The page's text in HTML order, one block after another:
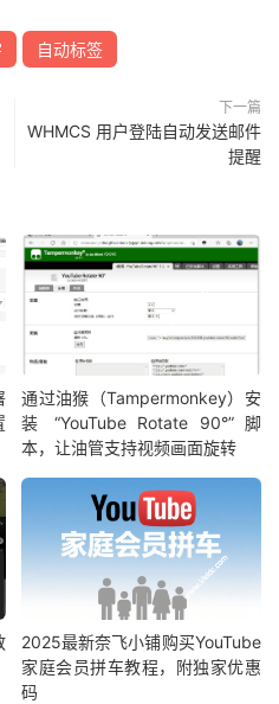
自动标签
下一篇
WHMCS 用户登陆自动发送邮件
提醒
通过油猴（Tampermonkey）安
装 “YouTube Rotate 90°” 脚
本，让油管支持视频画面旋转
2025最新奈飞小铺购买YouTube
家庭会员拼车教程，附独家优惠
码